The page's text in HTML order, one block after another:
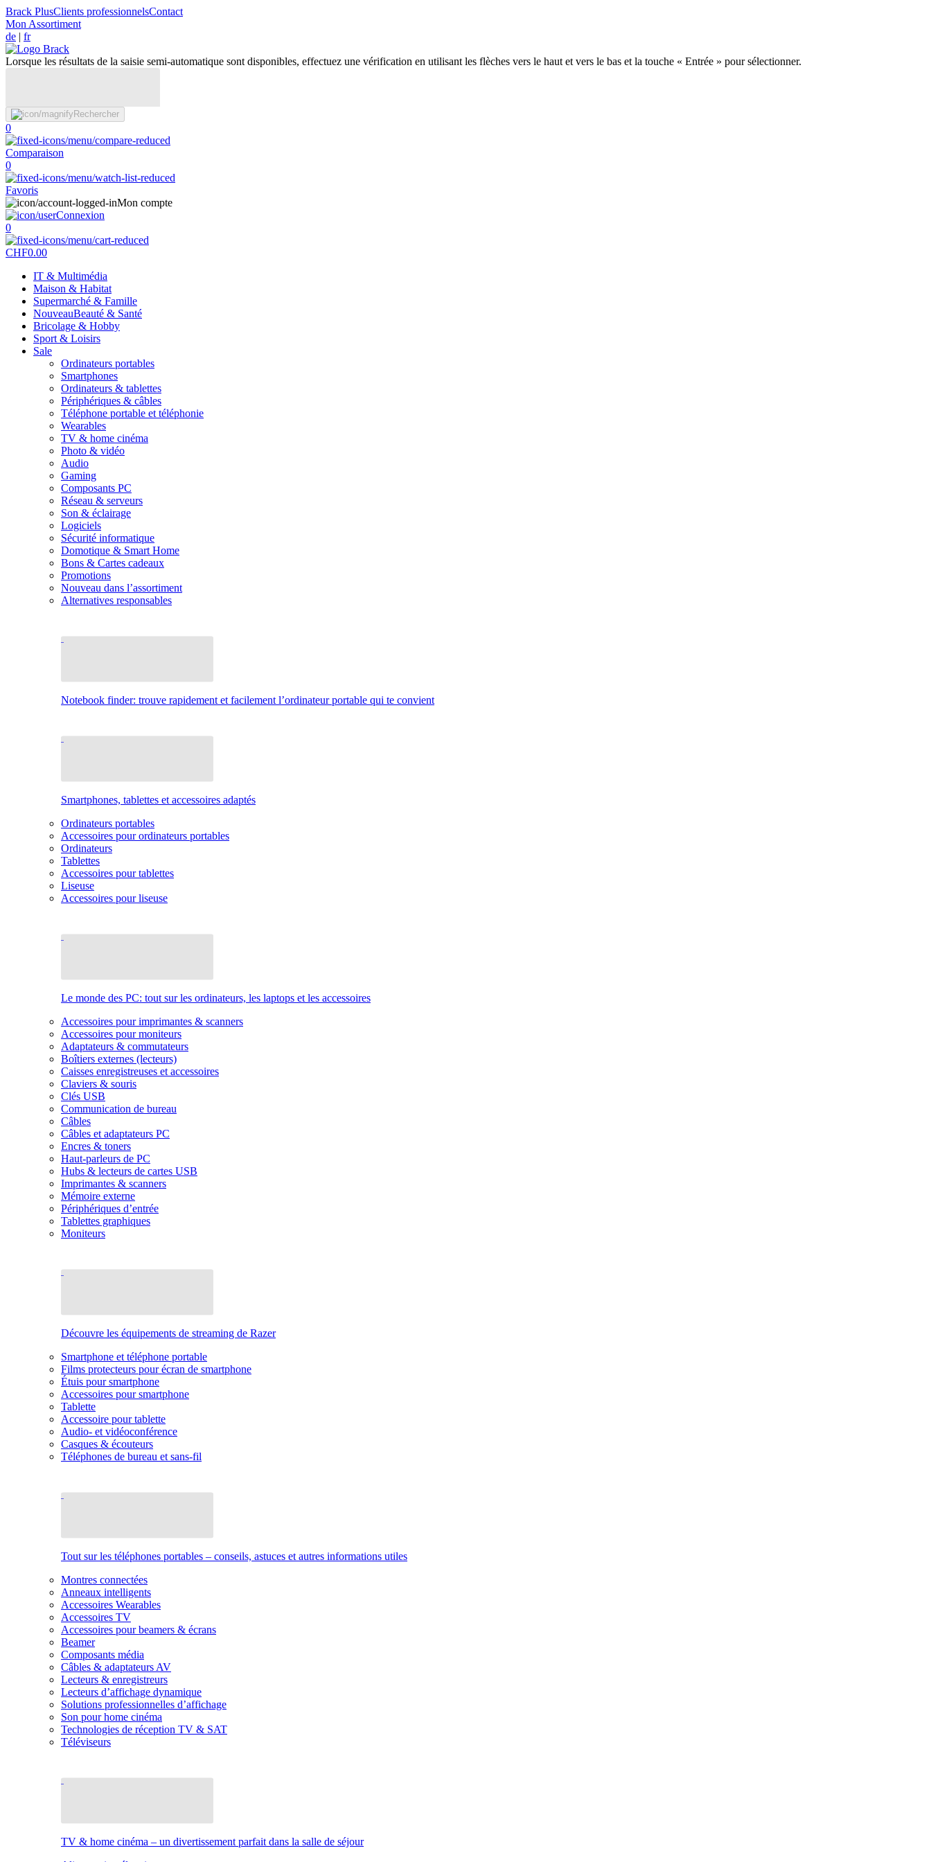
Brack PlusClients professionnelsContact
Mon Assortiment
de | fr
Lorsque les résultats de la saisie semi-automatique sont disponibles, effectuez une vérification en utilisant les flèches vers le haut et vers le bas et la touche « Entrée » pour sélectionner.
Rechercher
0
Comparaison
0
Favoris
Mon compte
Connexion
0
CHF0.00
IT & Multimédia
Maison & Habitat
Supermarché & Famille
NouveauBeauté & Santé
Bricolage & Hobby
Sport & Loisirs
Sale
Ordinateurs portables
Smartphones
Ordinateurs & tablettes
Périphériques & câbles
Téléphone portable et téléphonie
Wearables
TV & home cinéma
Photo & vidéo
Audio
Gaming
Composants PC
Réseau & serveurs
Son & éclairage
Logiciels
Sécurité informatique
Domotique & Smart Home
Bons & Cartes cadeaux
Promotions
Nouveau dans l’assortiment
Alternatives responsables
Notebook finder: trouve rapidement et facilement l’ordinateur portable qui te convient
Smartphones, tablettes et accessoires adaptés
Ordinateurs portables
Accessoires pour ordinateurs portables
Ordinateurs
Tablettes
Accessoires pour tablettes
Liseuse
Accessoires pour liseuse
Le monde des PC: tout sur les ordinateurs, les laptops et les accessoires
Accessoires pour imprimantes & scanners
Accessoires pour moniteurs
Adaptateurs & commutateurs
Boîtiers externes (lecteurs)
Caisses enregistreuses et accessoires
Claviers & souris
Clés USB
Communication de bureau
Câbles
Câbles et adaptateurs PC
Encres & toners
Haut-parleurs de PC
Hubs & lecteurs de cartes USB
Imprimantes & scanners
Mémoire externe
Périphériques d’entrée
Tablettes graphiques
Moniteurs
Découvre les équipements de streaming de Razer
Smartphone et téléphone portable
Films protecteurs pour écran de smartphone
Étuis pour smartphone
Accessoires pour smartphone
Tablette
Accessoire pour tablette
Audio- et vidéoconférence
Casques & écouteurs
Téléphones de bureau et sans-fil
Tout sur les téléphones portables – conseils, astuces et autres informations utiles
Montres connectées
Anneaux intelligents
Accessoires Wearables
Accessoires TV
Accessoires pour beamers & écrans
Beamer
Composants média
Câbles & adaptateurs AV
Lecteurs & enregistreurs
Lecteurs d’affichage dynamique
Solutions professionnelles d’affichage
Son pour home cinéma
Technologies de réception TV & SAT
Téléviseurs
TV & home cinéma – un divertissement parfait dans la salle de séjour